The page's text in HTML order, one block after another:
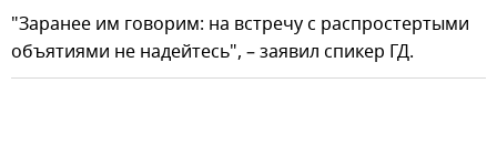
"Заранее им говорим: на встречу с распростертыми
объятиями не надейтесь", – заявил спикер ГД.